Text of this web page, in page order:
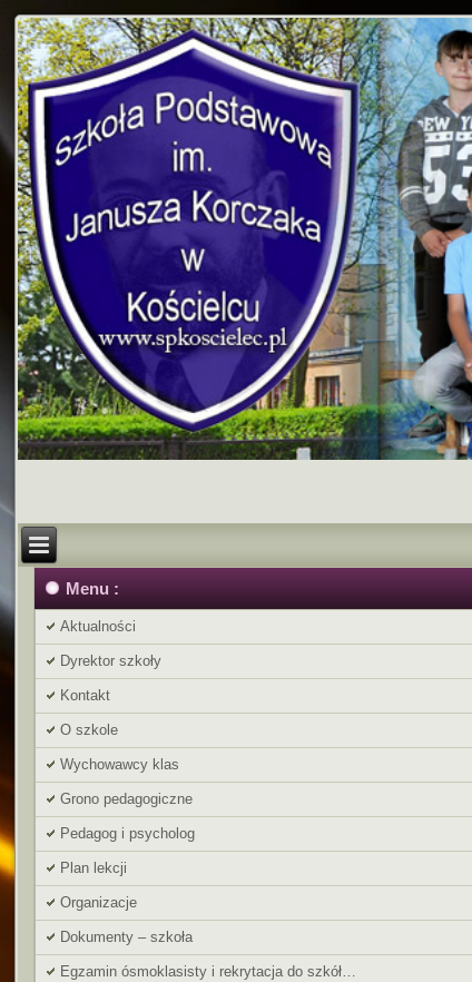
Menu :
Aktualności
Dyrektor szkoły
Kontakt
O szkole
Wychowawcy klas
Grono pedagogiczne
Pedagog i psycholog
Plan lekcji
Organizacje
Dokumenty – szkoła
Egzamin ósmoklasisty i rekrytacja do szkół…